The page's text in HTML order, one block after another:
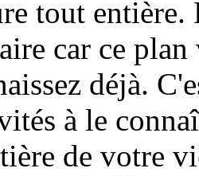
tout
car ce
déjà.
à le
de votre